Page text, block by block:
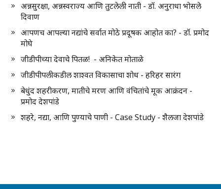
अन्नसुरक्षा, अन्नस्वराज्य आणि तुटलेली नाती - डॉ. अनुराधा भोसले
दिवाण
आपणच आपल्या नद्यांचे सर्वात मोठे प्रदूषक आहोत का? - डॉ. प्रमोद
मोघे
जीडीपीच्या देवाचे पितळ! - अनिकेत मोताळे
जीडीपीपलीकडील शाश्वत विकासाचा शोध - हरिहर सारंग
बेधुंद शहरीकरण, मातीचे मरण आणि वंचितांचे मूक आक्रंदन -
प्रमोद देशपांडे
शहरे, नद्या, आणि पुण्याचे पाणी - Case Study - शैलजा देशपांडे